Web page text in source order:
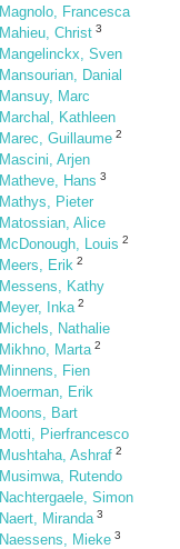
Magnolo, Francesca
Mahieu, Christ 3
Mangelinckx, Sven
Mansourian, Danial
Mansuy, Marc
Marchal, Kathleen
Marec, Guillaume 2
Mascini, Arjen
Matheve, Hans 3
Mathys, Pieter
Matossian, Alice
McDonough, Louis 2
Meers, Erik 2
Messens, Kathy
Meyer, Inka 2
Michels, Nathalie
Mikhno, Marta 2
Minnens, Fien
Moerman, Erik
Moons, Bart
Motti, Pierfrancesco
Mushtaha, Ashraf 2
Musimwa, Rutendo
Nachtergaele, Simon
Naert, Miranda 3
Naessens, Mieke 3